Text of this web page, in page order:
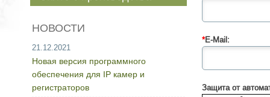
*E-Mail:
Защита от
НОВОСТИ
21.12.2021
Новая версия программного
обеспечения для IP камер и
регистраторов